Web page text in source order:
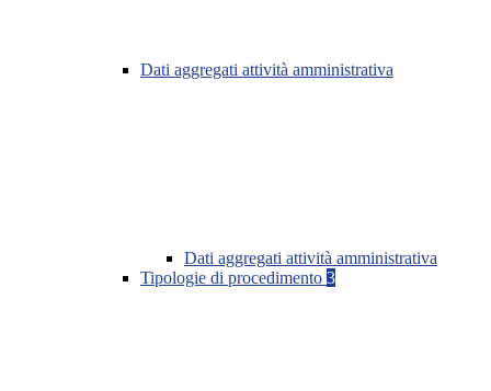
Dati aggregati attività amministrativa
Dati aggregati attività amministrativa
Tipologie di procedimento 3